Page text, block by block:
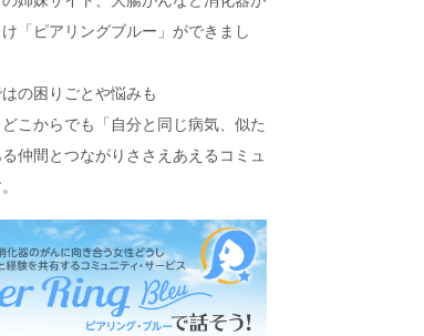
「ピアリングブルー」ができまし
の困りごとや悩みも
こからでも「自分と同じ病気、似た
仲間とつながりささえあえるコミュ